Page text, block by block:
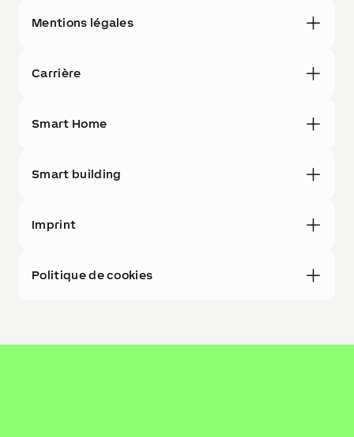
Mentions légales
Carrière
Smart Home
Smart building
Imprint
Politique de cookies